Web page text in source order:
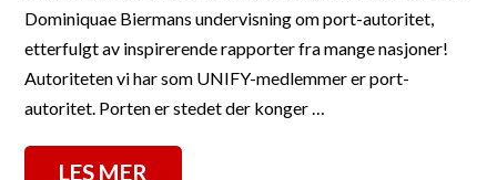
Dominiquae Biermans undervisning om port-autoritet,
etterfulgt av inspirerende rapporter fra mange nasjoner!
Autoriteten vi har som UNIFY-medlemmer er port-
autoritet. Porten er stedet der konger …
LES MER